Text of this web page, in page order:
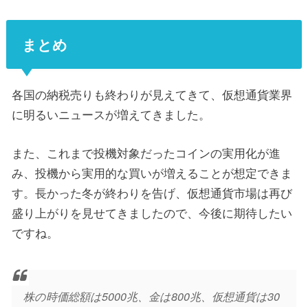
まとめ
各国の納税売りも終わりが見えてきて、仮想通貨業界
に明るいニュースが増えてきました。
また、これまで投機対象だったコインの実用化が進
み、投機から実用的な買いが増えることが想定できま
す。長かった冬が終わりを告げ、仮想通貨市場は再び
盛り上がりを見せてきましたので、今後に期待したい
ですね。
株の時価総額は5000兆、金は800兆、仮想通貨は30